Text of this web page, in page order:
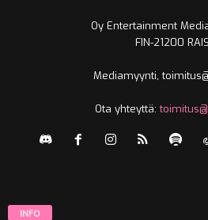
Oy Entertainment
FIN-21200
Mediamyynti,
Ota yhteyttä:
INFO